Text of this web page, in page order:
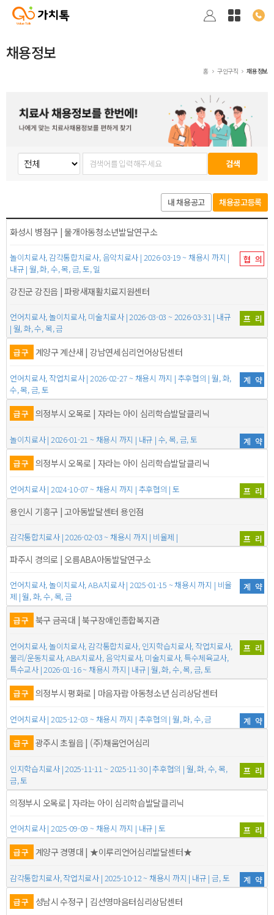
채용정보
홈 구인구직 채용정보
검색
내 채용공고 채용공고등록
화성시 병점구 | 물개아동청소년발달연구소
놀이치료사, 감각통합치료사, 음악치료사 | 2026-03-19 ~ 채용시 까지 |
내규 | 월, 화, 수, 목, 금, 토, 일
협의
강진군 강진읍 | 파랑새재활치료지원센터
언어치료사, 놀이치료사, 미술치료사 | 2026-03-03 ~ 2026-03-31 | 내규
| 월, 화, 수, 목, 금
프리
급구 계양구 계산새 | 강남연세심리언어상담센터
언어치료사, 작업치료사 | 2026-02-27 ~ 채용시 까지 | 추후협의 | 월, 화,
수, 목, 금, 토
계약
급구 의정부시 오목로 | 자라는 아이 심리학습발달클리닉
놀이치료사 | 2026-01-21 ~ 채용시 까지 | 내규 | 수, 목, 금, 토
계약
급구 의정부시 오목로 | 자라는 아이 심리학습발달클리닉
언어치료사 | 2024-10-07 ~ 채용시 까지 | 추후협의 | 토 프리
용인시 기흥구 | 고아동발달센터 용인점
감각통합치료사 | 2026-02-03 ~ 채용시 까지 | 비율제 | 프리
파주시 경의로 | 오름ABA아동발달연구소
언어치료사, 놀이치료사, ABA치료사 | 2025-01-15 ~ 채용시 까지 | 비율
제 | 월, 화, 수, 목, 금
계약
급구 북구 금곡대 | 북구장애인종합복지관
언어치료사, 놀이치료사, 감각통합치료사, 인지학습치료사, 작업치료사,
물리/운동치료사, ABA치료사, 음악치료사, 미술치료사, 특수체육교사,
특수교사 | 2026-01-16 ~ 채용시 까지 | 내규 | 월, 화, 수, 목, 금, 토
프리
급구 의정부시 평화로 | 마음자람 아동청소년 심리상담센터
언어치료사 | 2025-12-03 ~ 채용시 까지 | 추후협의 | 월, 화, 수, 금
계약
급구 광주시 초월읍 | (주)채움언어심리
인지학습치료사 | 2025-11-11 ~ 2025-11-30 | 추후협의 | 월, 화, 수, 목,
금, 토
프리
의정부시 오목로 | 자라는 아이 심리학습발달클리닉
언어치료사 | 2025-09-09 ~ 채용시 까지 | 내규 | 토
프리
급구
계양구 경명대 | ★이루리언어심리발달센터★
감각통합치료사, 작업치료사 | 2025-10-12 ~ 채용시 까지 | 내규 | 금, 토
계약
급구
성남시 수정구 | 김선영마음터심리상담센터